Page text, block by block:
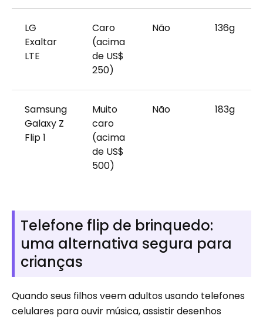
LG
Exaltar
LTE
Caro
(acima
de US$
250)
Não 136g
Samsung
Galaxy Z
Flip 1
Muito
caro
(acima
de US$
500)
Não 183g
Telefone flip de brinquedo:
uma alternativa segura para
crianças
Quando seus filhos veem adultos usando telefones
celulares para ouvir música, assistir desenhos